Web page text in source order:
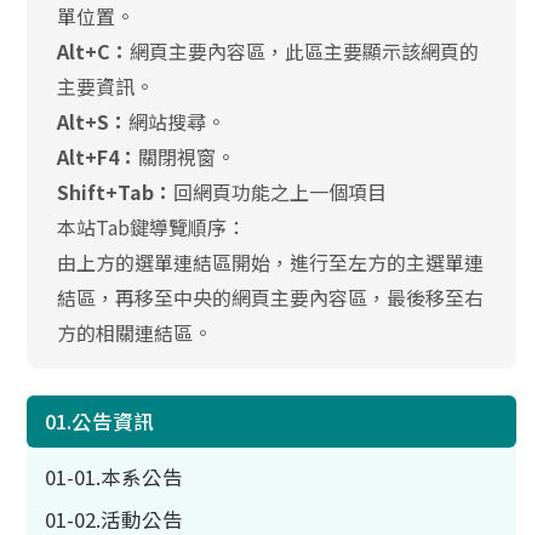
單位置。
Alt+C：網頁主要內容區，此區主要顯示該網頁的
主要資訊。
Alt+S：網站搜尋。
Alt+F4： 關閉視窗。
Shift+Tab： 回網頁功能之上一個項目
本站Tab鍵導覽順序：
由上方的選單連結區開始，進行至左方的主選單連
結區，再移至中央的網頁主要內容區，最後移至右
方的相關連結區。
01.公告資訊
01-01.本系公告
01-02.活動公告